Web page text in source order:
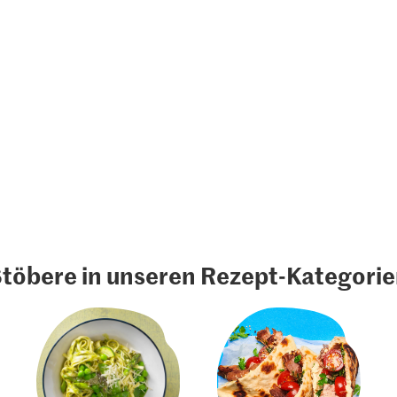
in unseren Rezept-